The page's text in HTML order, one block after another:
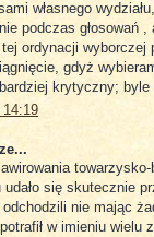
własnego
podczas głosowań
ordynacji wyborczej
gdyż
krytyczny; byle
14:19
udało się skutecznie
nie mając
w imieniu wielu